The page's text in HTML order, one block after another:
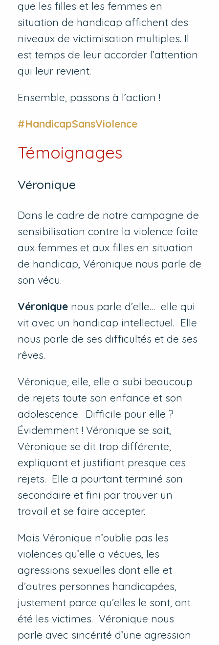
que les filles et les femmes en
situation de handicap affichent des
niveaux de victimisation multiples. Il
est temps de leur accorder l’attention
qui leur revient.
Ensemble, passons à l’action !
#HandicapSansViolence
Témoignages
Véronique
Dans le cadre de notre campagne de
sensibilisation contre la violence faite
aux femmes et aux filles en situation
de handicap, Véronique nous parle de
son vécu.
Véroniquenous parle d’elle… elle qui
vit avec un handicap intellectuel. Elle
nous parle de ses difficultés et de ses
rêves.
Véronique, elle, elle a subi beaucoup
de rejets toute son enfance et son
adolescence. Difficile pour elle ?
Évidemment ! Véronique se sait,
Véronique se dit trop différente,
expliquant et justifiant presque ces
rejets. Elle a pourtant terminé son
secondaire et fini par trouver un
travail et se faire accepter.
Mais Véronique n’oublie pas les
violences qu’elle a vécues, les
agressions sexuelles dont elle et
d’autres personnes handicapées,
justement parce qu’elles le sont, ont
été les victimes. Véronique nous
parle avec sincérité d’une agression